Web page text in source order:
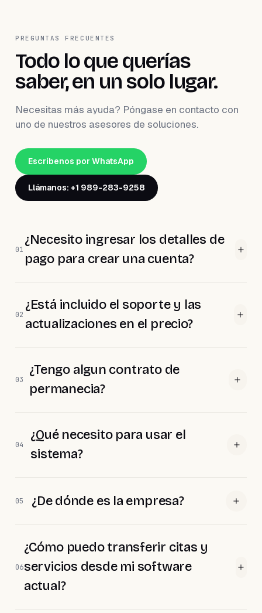
PREGUNTAS FRECUENTES
Todo lo que querías
saber, en un solo lugar.
Necesitas más ayuda? Póngase en contacto con
uno de nuestros asesores de soluciones.
Escríbenos por WhatsApp
Llámanos: +1 989-283-9258
01
¿Necesito ingresar los detalles de
pago para crear una cuenta?
02
¿Está incluido el soporte y las
actualizaciones en el precio?
03
¿Tengo algun contrato de
permanecia?
04
¿Qué necesito para usar el
sistema?
05 ¿De dónde es la empresa?
06
¿Cómo puedo transferir citas y
servicios desde mi software
actual?